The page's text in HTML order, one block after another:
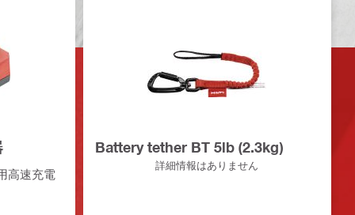
高速充電
Battery tether BT 5lb (2.3kg)
詳細情報はありません